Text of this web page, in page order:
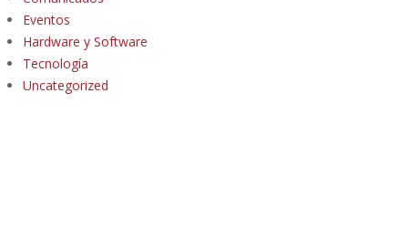
Eventos
Hardware y Software
Tecnología
Uncategorized